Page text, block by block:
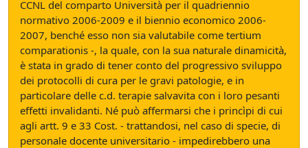
CCNL del comparto Università per il quadriennio
normativo 2006-2009 e il biennio economico 2006-
2007, benché esso non sia valutabile come tertium
comparationis -, la quale, con la sua naturale dinamicità,
è stata in grado di tener conto del progressivo sviluppo
dei protocolli di cura per le gravi patologie, e in
particolare delle c.d. terapie salvavita con i loro pesanti
effetti invalidanti. Né può affermarsi che i princìpi di cui
agli artt. 9 e 33 Cost. - trattandosi, nel caso di specie, di
personale docente universitario - impedirebbero una